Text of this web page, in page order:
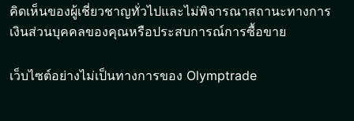
คิดเห็นของผู้เชี่ยวชาญทั่วไปและไม่พิจารณาสถานะทางการ
เงินส่วนบุคคลของคุณหรือประสบการณ์การซื้อขาย
เว็บไซต์อย่างไม่เป็นทางการของ Olymptrade